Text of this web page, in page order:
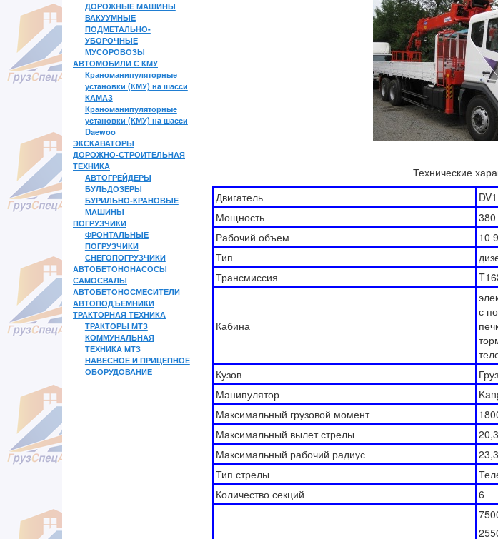
ДОРОЖНЫЕ МАШИНЫ
ВАКУУМНЫЕ
ПОДМЕТАЛЬНО-
УБОРОЧНЫЕ
МУСОРОВОЗЫ
АВТОМОБИЛИ С КМУ
Краноманипуляторные
установки (КМУ) на шасси
КАМАЗ
Краноманипуляторные
установки (КМУ) на шасси
Daewoo
ЭКСКАВАТОРЫ
ДОРОЖНО-СТРОИТЕЛЬНАЯ
ТЕХНИКА
АВТОГРЕЙДЕРЫ
БУЛЬДОЗЕРЫ
БУРИЛЬНО-КРАНОВЫЕ
МАШИНЫ
ПОГРУЗЧИКИ
ФРОНТАЛЬНЫЕ
ПОГРУЗЧИКИ
СНЕГОПОГРУЗЧИКИ
АВТОБЕТОНОНАСОСЫ
САМОСВАЛЫ
АВТОБЕТОНОСМЕСИТЕЛИ
АВТОПОДЪЕМНИКИ
ТРАКТОРНАЯ ТЕХНИКА
ТРАКТОРЫ МТЗ
КОММУНАЛЬНАЯ
ТЕХНИКА МТЗ
НАВЕСНОЕ И ПРИЦЕПНОЕ
ОБОРУДОВАНИЕ
Технические
Двигатель
Мощность
380
Рабочий объем
10
Тип
Трансмиссия
Кабина
с
Кузов
Манипулятор
Максимальный грузовой момент
Максимальный вылет стрелы
Максимальный рабочий радиус
Тип стрелы
Количество секций
6